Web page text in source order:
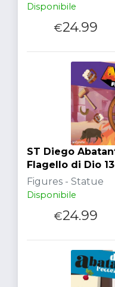
Disponibile
€24.99
ST Diego
Flagello di Dio
Figures - Statue
Disponibile
€24.99